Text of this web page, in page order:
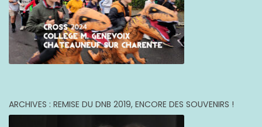
ARCHIVES : REMISE DU DNB 2019, ENCORE DES SOUVENIRS !